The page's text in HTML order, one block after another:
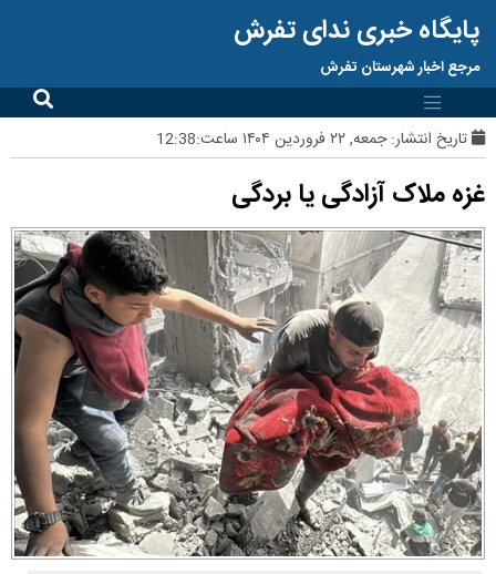
پایگاه خبری ندای تفرش
مرجع اخبار شهرستان تفرش
تاریخ انتشار:جمعه, ۲۲ فروردین ۱۴۰۴ ساعت:12:38
غزه ملاک آزادگی یا بردگی